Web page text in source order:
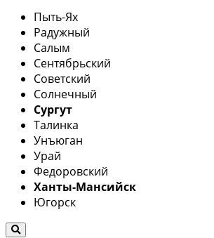
Пыть-Ях
Радужный
Салым
Сентябрьский
Советский
Солнечный
Сургут
Талинка
Унъюган
Урай
Федоровский
Ханты-Мансийск
Югорск